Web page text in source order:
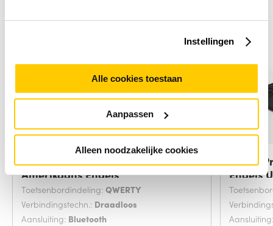
Instellingen
Alle cookies toestaan
Aanpassen
Alleen noodzakelijke cookies
Targus VersaVu QWERTY
Amerikaans Engels
Toetsenbordindeling: QWERTY
Verbindingstechn.: Draadloos
Aansluiting: Bluetooth
ZAGG
Engels